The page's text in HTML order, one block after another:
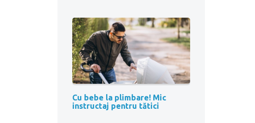
Cu bebe la plimbare! Mic
instructaj pentru tătici